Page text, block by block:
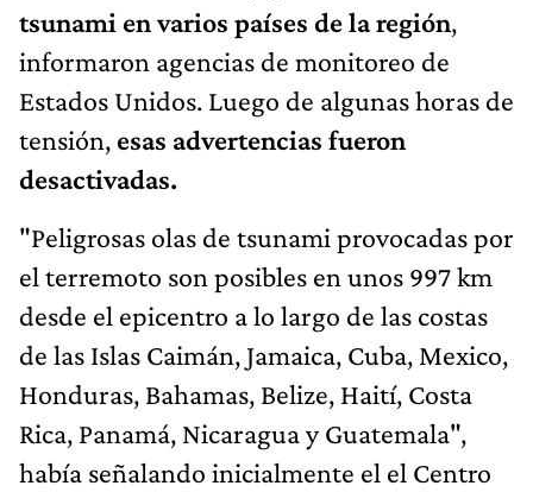
tsunami en varios países de la región,
informaron agencias de monitoreo de
Estados Unidos. Luego de algunas horas de
tensión, esas advertencias fueron
desactivadas.
"Peligrosas olas de tsunami provocadas por
el terremoto son posibles en unos 997 km
desde el epicentro a lo largo de las costas
de las Islas Caimán, Jamaica, Cuba, Mexico,
Honduras, Bahamas, Belize, Haití, Costa
Rica, Panamá, Nicaragua y Guatemala",
había señalando inicialmente el el Centro